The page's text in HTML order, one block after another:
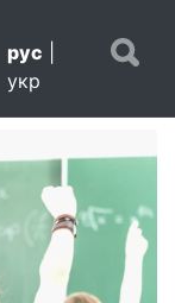
рус
укр